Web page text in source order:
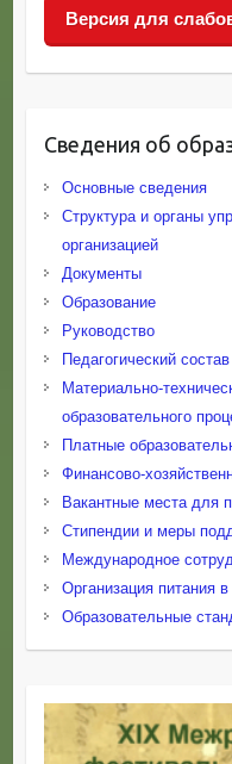
Версия для
Сведения об
Основные сведения
Структура и органы
организацией
Документы
Образование
Руководство
Педагогический состав
Материально-
образовательного
Платные
Финансово-
Вакантные места для
Стипендии и меры
Международное
Организация питания
Образовательные